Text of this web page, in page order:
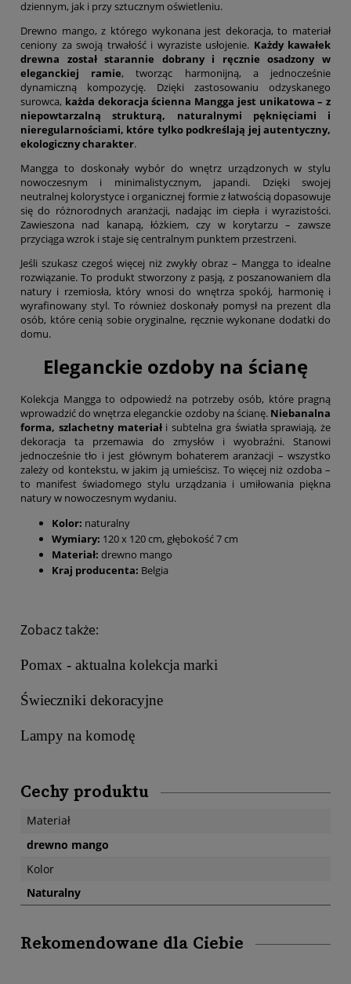
dziennym, jak i przy sztucznym oświetleniu.
Drewno mango, z którego wykonana jest dekoracja, to materiał
ceniony za swoją trwałość i wyraziste usłojenie. Każdy kawałek
drewna został starannie dobrany i ręcznie osadzony w
eleganckiej ramie, tworząc harmonijną, a jednocześnie
dynamiczną kompozycję. Dzięki zastosowaniu odzyskanego
surowca, każda dekoracja ścienna Mangga jest unikatowa – z
niepowtarzalną strukturą, naturalnymi pęknięciami i
nieregularnościami, które tylko podkreślają jej autentyczny,
ekologiczny charakter.
Mangga to doskonały wybór do wnętrz urządzonych w stylu
nowoczesnym i minimalistycznym, japandi. Dzięki swojej
neutralnej kolorystyce i organicznej formie z łatwością dopasowuje
się do różnorodnych aranżacji, nadając im ciepła i wyrazistości.
Zawieszona nad kanapą, łóżkiem, czy w korytarzu – zawsze
przyciąga wzrok i staje się centralnym punktem przestrzeni.
Jeśli szukasz czegoś więcej niż zwykły obraz – Mangga to idealne
rozwiązanie. To produkt stworzony z pasją, z poszanowaniem dla
natury i rzemiosła, który wnosi do wnętrza spokój, harmonię i
wyrafinowany styl. To również doskonały pomysł na prezent dla
osób, które cenią sobie oryginalne, ręcznie wykonane dodatki do
domu.
Eleganckie ozdoby na ścianę
Kolekcja Mangga to odpowiedź na potrzeby osób, które pragną
wprowadzić do wnętrza eleganckie ozdoby na ścianę. Niebanalna
forma, szlachetny materiałi subtelna gra światła sprawiają, że
dekoracja ta przemawia do zmysłów i wyobraźni. Stanowi
jednocześnie tło i jest głównym bohaterem aranżacji – wszystko
zależy od kontekstu, w jakim ją umieścisz. To więcej niż ozdoba –
to manifest świadomego stylu urządzania i umiłowania piękna
natury w nowoczesnym wydaniu.
Kolor: naturalny
Wymiary: 120 x 120 cm, głębokość 7 cm
Materiał: drewno mango
Kraj producenta: Belgia
Zobacz także:
Pomax - aktualna kolekcja marki
Świeczniki dekoracyjne
Lampy na komodę
Cechy produktu
Materiał
drewno mango
Kolor
Naturalny
Rekomendowane dla Ciebie